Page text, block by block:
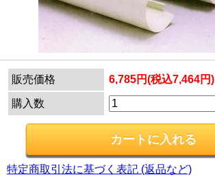
販売価格 6,785円(税込7,464円)
購入数
特定商取引法に基づく表記 (返品など)